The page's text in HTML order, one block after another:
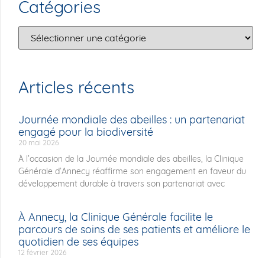
Catégories
Articles récents
Journée mondiale des abeilles : un partenariat
engagé pour la biodiversité
20 mai 2026
À l’occasion de la Journée mondiale des abeilles, la Clinique
Générale d’Annecy réaffirme son engagement en faveur du
développement durable à travers son partenariat avec
À Annecy, la Clinique Générale facilite le
parcours de soins de ses patients et améliore le
quotidien de ses équipes
12 février 2026